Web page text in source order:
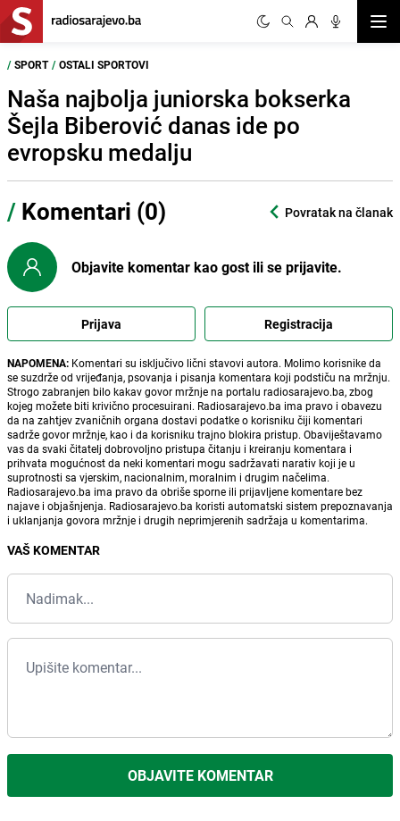
/ SPORT / OSTALI SPORTOVI
Naša najbolja juniorska bokserka
Šejla Biberović danas ide po
evropsku medalju
/ Komentari (0) Povratak na članak
Objavite komentar kao gost ili se prijavite.
Prijava Registracija
NAPOMENA: Komentari su isključivo lični stavovi autora. Molimo korisnike da
se suzdrže od vrijeđanja, psovanja i pisanja komentara koji podstiču na mržnju.
Strogo zabranjen bilo kakav govor mržnje na portalu radiosarajevo.ba, zbog
kojeg možete biti krivično procesuirani. Radiosarajevo.ba ima pravo i obavezu
da na zahtjev zvaničnih organa dostavi podatke o korisniku čiji komentari
sadrže govor mržnje, kao i da korisniku trajno blokira pristup. Obaviještavamo
vas da svaki čitatelj dobrovoljno pristupa čitanju i kreiranju komentara i
prihvata mogućnost da neki komentari mogu sadržavati narativ koji je u
suprotnosti sa vjerskim, nacionalnim, moralnim i drugim načelima.
Radiosarajevo.ba ima pravo da obriše sporne ili prijavljene komentare bez
najave i objašnjenja. Radiosarajevo.ba koristi automatski sistem prepoznavanja
i uklanjanja govora mržnje i drugih neprimjerenih sadržaja u komentarima.
VAŠ KOMENTAR
OBJAVITE KOMENTAR